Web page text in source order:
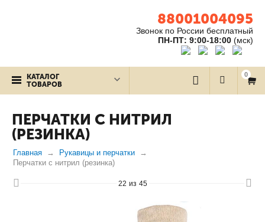
88001004095
Звонок по России бесплатный
ПН-ПТ: 9:00-18:00 (мск)
КАТАЛОГ
ТОВАРОВ
0
ПЕРЧАТКИ С НИТРИЛ
(РЕЗИНКА)
Главная
Рукавицы и перчатки
Перчатки с нитрил (резинка)
22 из 45